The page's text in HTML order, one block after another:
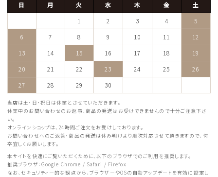
日 月 火 水 木 金
土
1
2 3 4
5
6
7 8 9 10 11
12
13
14 15 16 17 18
19
20
21 22 23 24 25
26
27
28 29 30
当店は土・日・祝日は休業とさせていただきます。
休業中のお問い合わせのお返事、商品の発送はお受けできませんので十分ご注意下さ
い。
オンラインショップは、24時間ご注文をお受けしております。
お問い合わせへのご返答・商品の発送は休み明けより順次対応させて頂きますので、何
卒宜しくお願いします。
本サイトを快適にご覧いただくために、以下のブラウザでのご利用を推奨します。
推奨ブラウザ：Google Chrome / Safari / Firefox
なお、セキュリティー的な観点から、ブラウザーやOSの自動アップデートを有効に設定し